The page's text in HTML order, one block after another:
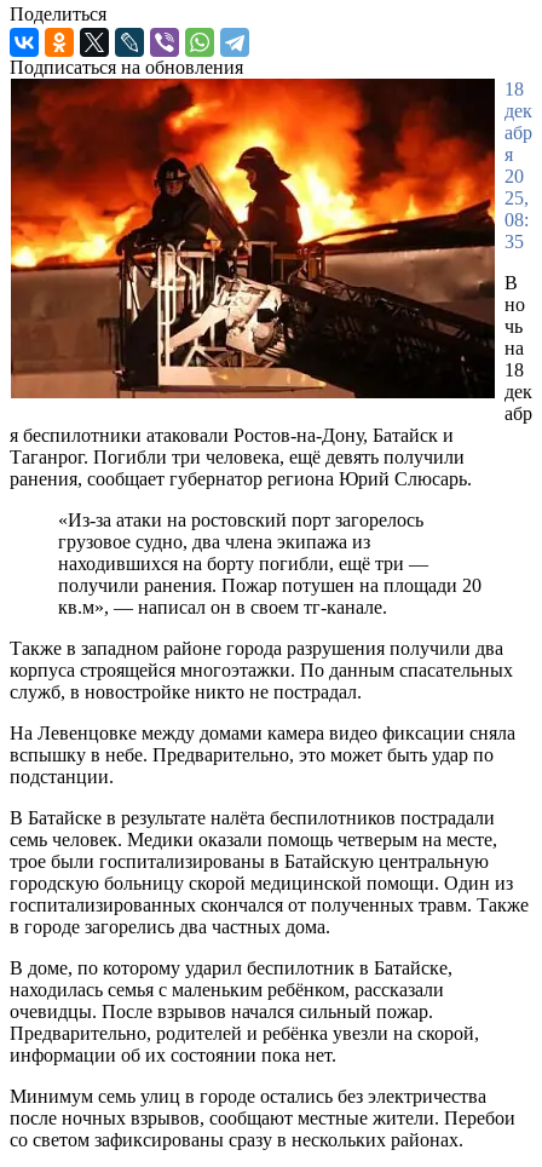
Поделиться
Подписаться на обновления
18
дек
абр
я
20
25,
08:
35
В
но
чь
на
18
дек
абр
я беспилотники атаковали Ростов-на-Дону, Батайск и
Таганрог. Погибли три человека, ещё девять получили
ранения, сообщает губернатор региона Юрий Слюсарь.
«Из-за атаки на ростовский порт загорелось
грузовое судно, два члена экипажа из
находившихся на борту погибли, ещё три —
получили ранения. Пожар потушен на площади 20
кв.м», — написал он в своем тг-канале.
Также в западном районе города разрушения получили два
корпуса строящейся многоэтажки. По данным спасательных
служб, в новостройке никто не пострадал.
На Левенцовке между домами камера видео фиксации сняла
вспышку в небе. Предварительно, это может быть удар по
подстанции.
В Батайске в результате налёта беспилотников пострадали
семь человек. Медики оказали помощь четверым на месте,
трое были госпитализированы в Батайскую центральную
городскую больницу скорой медицинской помощи. Один из
госпитализированных скончался от полученных травм. Также
в городе загорелись два частных дома.
В доме, по которому ударил беспилотник в Батайске,
находилась семья с маленьким ребёнком, рассказали
очевидцы. После взрывов начался сильный пожар.
Предварительно, родителей и ребёнка увезли на скорой,
информации об их состоянии пока нет.
Минимум семь улиц в городе остались без электричества
после ночных взрывов, сообщают местные жители. Перебои
со светом зафиксированы сразу в нескольких районах.